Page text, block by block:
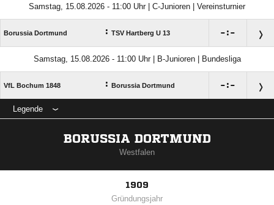
Samstag, 15.08.2026 - 11:00 Uhr | C-Junioren | Vereinsturnier
Borussia Dortmund : TSV Hartberg U 13 :
Samstag, 15.08.2026 - 11:00 Uhr | B-Junioren | Bundesliga
VfL Bochum 1848 : Borussia Dortmund :
Legende
BORUSSIA DORTMUND
Westfalen
1909
Gründungsjahr